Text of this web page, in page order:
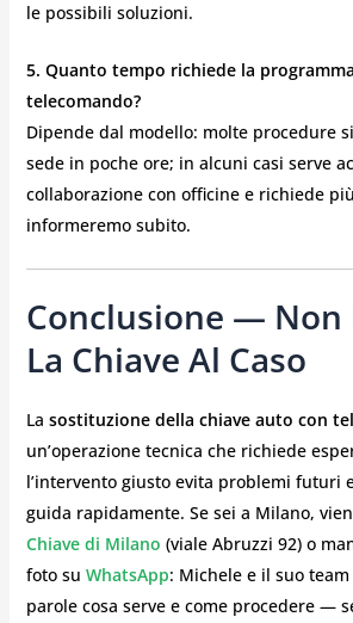
le possibili soluzioni.
5. Quanto tempo richiede la
telecomando?
Dipende dal modello: molte procedure
sede in poche ore; in alcuni casi serve
collaborazione con officine e richiede
informeremo subito.
Conclusione — Non
La Chiave Al Caso
La sostituzione della chiave auto con
un’operazione tecnica che richiede
l’intervento giusto evita problemi futuri
guida rapidamente. Se sei a Milano,
Chiave di Milano (viale Abruzzi 92) o
foto su WhatsApp: Michele e il suo
parole cosa serve e come procedere —